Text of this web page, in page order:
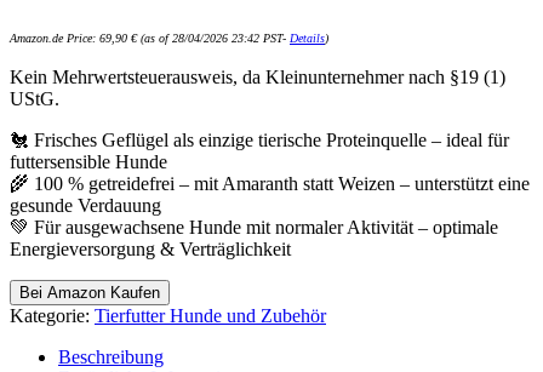
Amazon.de Price: 69,90 €(as of 28/04/2026 23:42 PST- Details)
Kein Mehrwertsteuerausweis, da Kleinunternehmer nach §19 (1)
UStG.
🐔 Frisches Geflügel als einzige tierische Proteinquelle – ideal für
futtersensible Hunde
🌾 100 % getreidefrei – mit Amaranth statt Weizen – unterstützt eine
gesunde Verdauung
💚 Für ausgewachsene Hunde mit normaler Aktivität – optimale
Energieversorgung & Verträglichkeit
Bei Amazon Kaufen
Kategorie: Tierfutter Hunde und Zubehör
Beschreibung